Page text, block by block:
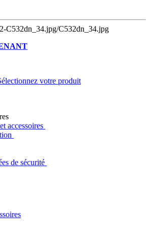
votre produit
accessoires
de sécurité